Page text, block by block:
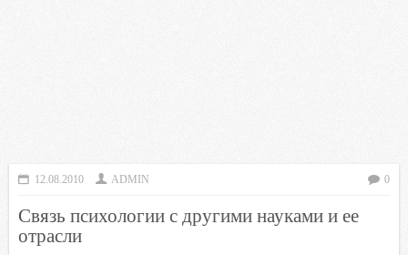
12.08.2010 ADMIN 0
Связь психологии с другими науками и ее
отрасли